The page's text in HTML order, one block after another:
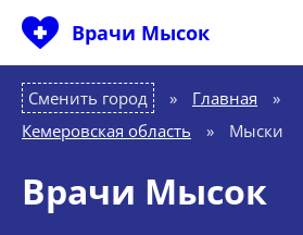
Врачи Мысок
Сменить город Главная
»
Кемеровская область
» Мыски
Врачи Мысок